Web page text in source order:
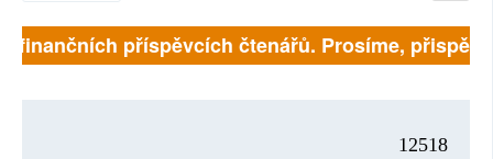
příspěvcích čtenářů. Prosíme,
12518